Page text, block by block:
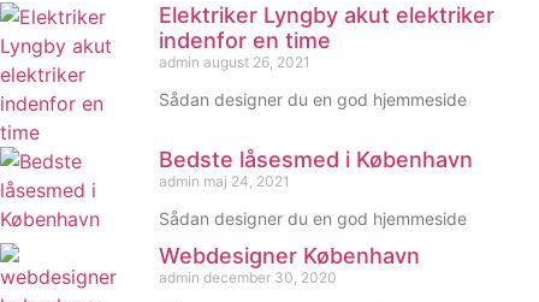
Elektriker Lyngby akut elektriker
indenfor en time
admin august 26, 2021
Sådan designer du en god hjemmeside
Bedste låsesmed i København
admin maj 24, 2021
Sådan designer du en god hjemmeside
Webdesigner København
admin december 30, 2020